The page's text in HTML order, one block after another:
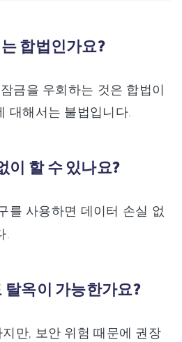
합법인가요?
금을 우회하는 것은 합법이
대해서는 불법입니다.
이 할 수 있나요?
를 사용하면 데이터 손실 없
.
탈옥이 가능한가요?
만, 보안 위험 때문에 권장